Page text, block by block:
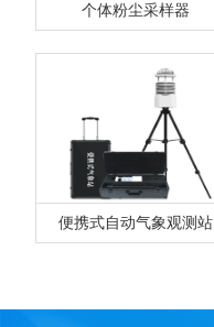
个体粉尘采样器
便携式自动气象观测站